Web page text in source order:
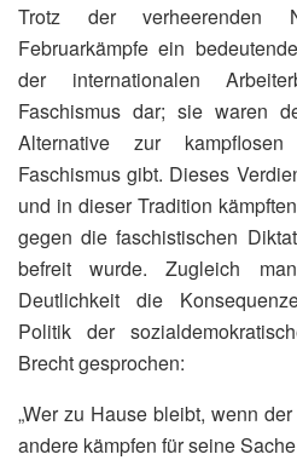
Trotz der verheerenden
Februarkämpfe ein
der internationalen
Faschismus dar; sie waren
Alternative zur
Faschismus gibt. Dieses
und in dieser Tradition
gegen die faschistischen
befreit wurde. Zugleich
Deutlichkeit die
Politik der
Brecht gesprochen:
„Wer zu Hause bleibt, wenn
andere kämpfen für seine